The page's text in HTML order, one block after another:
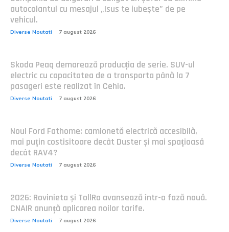
autocolantul cu mesajul „Isus te iubește” de pe
vehicul.
Diverse Noutati 7 august 2026
Skoda Peaq demarează producția de serie. SUV-ul
electric cu capacitatea de a transporta până la 7
pasageri este realizat în Cehia.
Diverse Noutati 7 august 2026
Noul Ford Fathome: camionetă electrică accesibilă,
mai puțin costisitoare decât Duster și mai spațioasă
decât RAV4?
Diverse Noutati 7 august 2026
2026: Rovinieta și TollRo avansează într-o fază nouă.
CNAIR anunță aplicarea noilor tarife.
Diverse Noutati 7 august 2026